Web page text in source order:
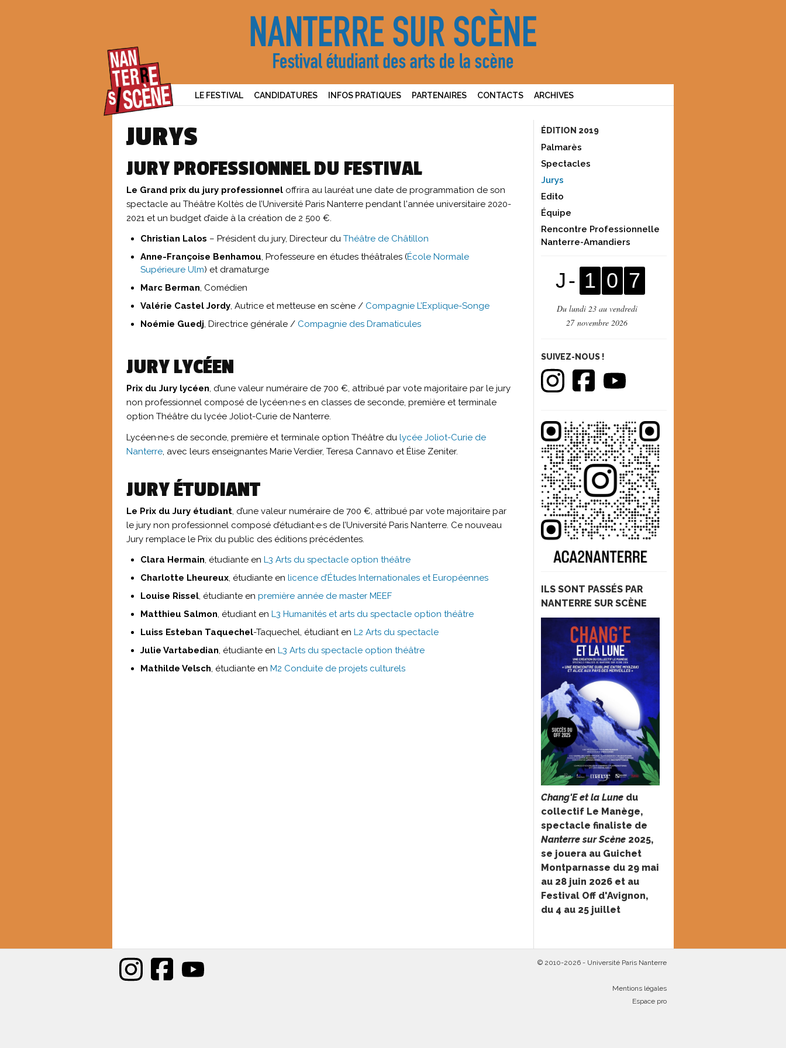
LE FESTIVAL CANDIDATURES INFOS PRATIQUES PARTENAIRES CONTACTS ARCHIVES
JURYS
JURY PROFESSIONNEL DU FESTIVAL
Le Grand prix du jury professionnel offrira au lauréat une date de programmation de son
spectacle au Théâtre Koltès de l’Université Paris Nanterre pendant l'année universitaire 2020-
2021 et un budget d’aide à la création de 2 500 €.
Christian Lalos – Président du jury, Directeur du Théâtre de Châtillon
Anne-Françoise Benhamou, Professeure en études théâtrales (École Normale
Supérieure Ulm) et dramaturge
Marc Berman, Comédien
Valérie Castel Jordy, Autrice et metteuse en scène / Compagnie L’Explique-Songe
Noémie Guedj, Directrice générale / Compagnie des Dramaticules
JURY LYCÉEN
Prix du Jury lycéen, d’une valeur numéraire de 700 €, attribué par vote majoritaire par le jury
non professionnel composé de lycéen·ne·s en classes de seconde, première et terminale
option Théâtre du lycée Joliot-Curie de Nanterre.
Lycéen·ne·s de seconde, première et terminale option Théâtre du lycée Joliot-Curie de
Nanterre, avec leurs enseignantes Marie Verdier, Teresa Cannavo et Élise Zeniter.
JURY ÉTUDIANT
Le Prix du Jury étudiant, d’une valeur numéraire de 700 €, attribué par vote majoritaire par
le jury non professionnel composé d’étudiant·e·s de l’Université Paris Nanterre. Ce nouveau
Jury remplace le Prix du public des éditions précédentes.
Clara Hermain, étudiante en L3 Arts du spectacle option théâtre
Charlotte Lheureux, étudiante en licence d’Études Internationales et Européennes
Louise Rissel, étudiante en première année de master MEEF
Matthieu Salmon, étudiant en L3 Humanités et arts du spectacle option théâtre
Luiss Esteban Taquechel-Taquechel, étudiant en L2 Arts du spectacle
Julie Vartabedian, étudiante en L3 Arts du spectacle option théâtre
Mathilde Velsch, étudiante en M2 Conduite de projets culturels
ÉDITION 2019
Palmarès
Spectacles
Jurys
Edito
Équipe
Rencontre Professionnelle
Nanterre-Amandiers
J - 1 0 7
Du lundi 23 au vendredi
27 novembre 2026
SUIVEZ-NOUS !
ILS SONT PASSÉS PAR
NANTERRE SUR SCÈNE
Chang'E et la Lune du
collectif Le Manège,
spectacle finaliste de
Nanterre sur Scène 2025,
se jouera au Guichet
Montparnasse du 29 mai
au 28 juin 2026 et au
Festival Off d'Avignon,
du 4 au 25 juillet
© 2010-2026 - Université Paris Nanterre
Mentions légales
Espace pro